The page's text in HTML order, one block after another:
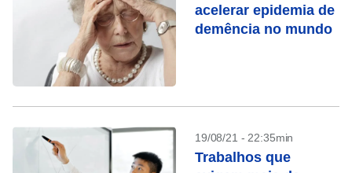
acelerar epidemia de
demência no mundo
19/08/21 - 22:35min
Trabalhos que